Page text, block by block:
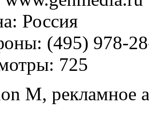
Россия
(495) 978-
725
M, рекламное